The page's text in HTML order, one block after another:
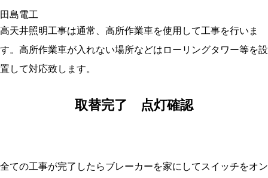
高天井照明工事は通常、高所作業車を使用して工事を行いま
す。高所作業車が入れない場所などはローリングタワー等を設
置して対応致します。
取替完了 点灯確認
全ての工事が完了したらブレーカーを家にしてスイッチをオン